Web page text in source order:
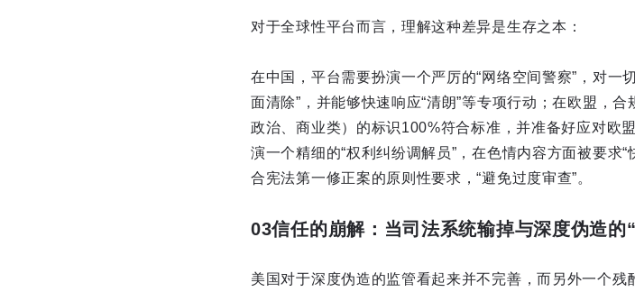
对于全球性平台而言，理解这种差异是生存之本：
在中国，平台需要扮演一个严厉的“网络空间警察”，对一
面清除”，并能够快速响应“清朗”等专项行动；在欧盟，
政治、商业类）的标识100%符合标准，并准备好应对欧
演一个精细的“权利纠纷调解员”，在色情内容方面被要求
合宪法第一修正案的原则性要求，“避免过度审查”。
03信任的崩解：当司法系统输掉与深度伪造的
美国对于深度伪造的监管看起来并不完善，而另外一个